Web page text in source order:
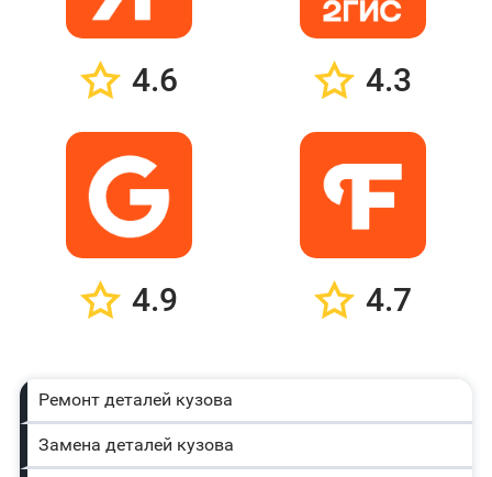
4.6 4.3
4.9 4.7
Ремонт деталей кузова
Замена деталей кузова